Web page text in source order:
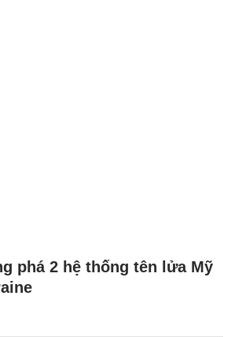
phá 2 hệ thống tên lửa Mỹ